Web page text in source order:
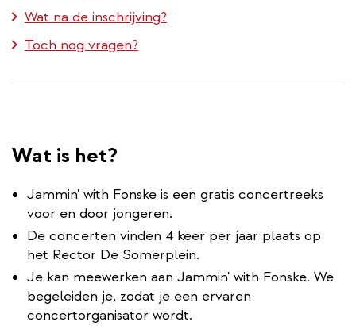
Wat na de inschrijving?
Toch nog vragen?
Wat is het?
Jammin' with Fonske is een gratis concertreeks
voor en door jongeren.
De concerten vinden 4 keer per jaar plaats op
het Rector De Somerplein.
Je kan meewerken aan Jammin' with Fonske. We
begeleiden je, zodat je een ervaren
concertorganisator wordt.